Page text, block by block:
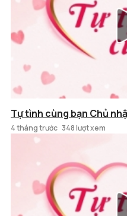
Tự tình cùng bạn Chủ
4 tháng trước 348 lượt xem